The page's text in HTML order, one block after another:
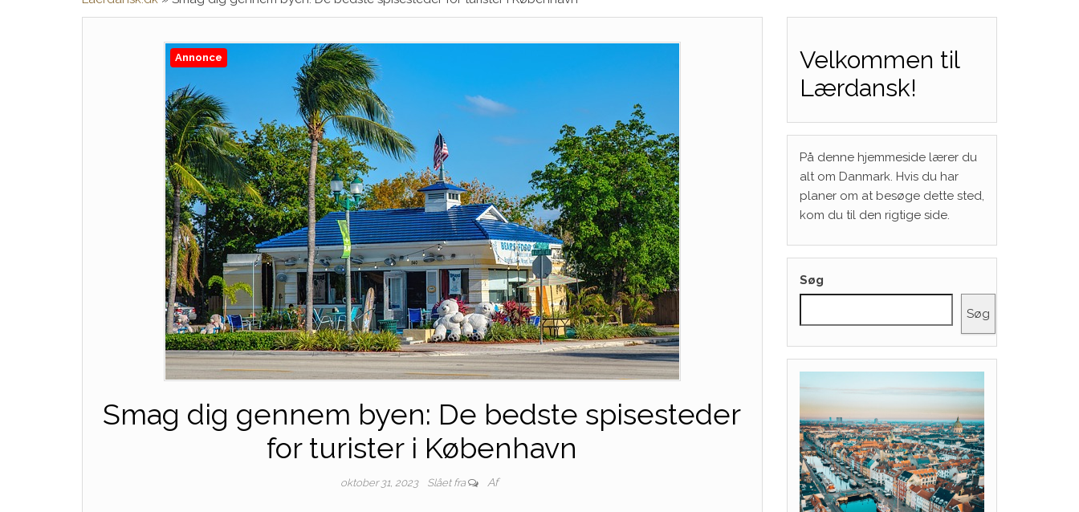
Annonce
Smag dig gennem byen: De bedste spisesteder
for turister i København
oktober 31, 2023 Slået fra Af
Velkommen til
Lærdansk!
På denne hjemmeside lærer du
alt om Danmark. Hvis du har
planer om at besøge dette sted,
kom du til den rigtige side.
Søg
Søg